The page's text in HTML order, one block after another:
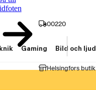
00220
Helsingfors butik
Gaming Bild och ljud